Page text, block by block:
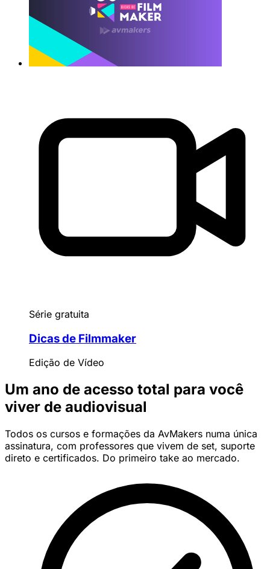
Série gratuita
Dicas de Filmmaker
Edição de Vídeo
Um ano de acesso total para você
viver de audiovisual
Todos os cursos e formações da AvMakers numa única
assinatura, com professores que vivem de set, suporte
direto e certificados. Do primeiro take ao mercado.